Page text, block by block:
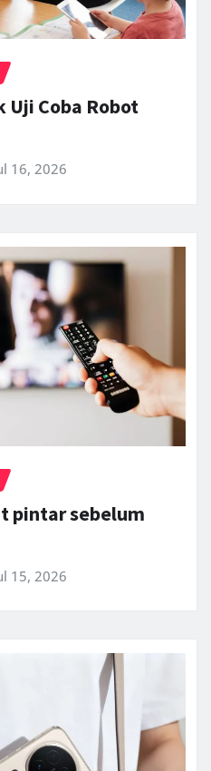
Uji Coba Robot
16, 2026
pintar sebelum
15, 2026